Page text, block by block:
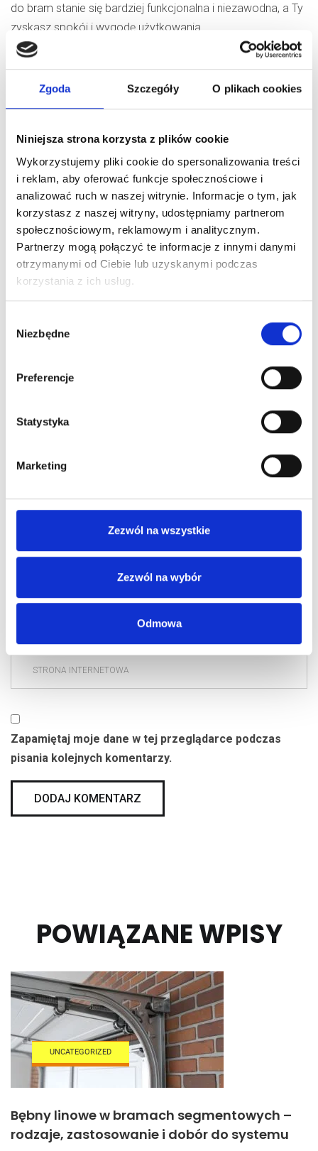
Zgoda Szczegóły O plikach cookies
Niniejsza strona korzysta z plików cookie
Wykorzystujemy pliki cookie do spersonalizowania treści
i reklam, aby oferować funkcje społecznościowe i
analizować ruch w naszej witrynie. Informacje o tym, jak
korzystasz z naszej witryny, udostępniamy partnerom
społecznościowym, reklamowym i analitycznym.
Partnerzy mogą połączyć te informacje z innymi danymi
otrzymanymi od Ciebie lub uzyskanymi podczas
korzystania z ich usług.
zgody
Niezbędne
Preferencje
Statystyka
Marketing
Zezwól na wszystkie
Zezwól na wybór
Odmowa
do bram stanie się bardziej funkcjonalna i niezawodna, a Ty
zyskasz spokój i wygodę użytkowania.
domów
jednorodzinnych –
co wpływa na ich
trwałość?
bramą garażową a
przemysłową – jaki
system wybrać do
konkretnego
zastosowania?
Zapamiętaj moje dane w tej przeglądarce podczas
pisania kolejnych komentarzy.
POWIĄZANE WPISY
UNCATEGORIZED
Bębny linowe w bramach segmentowych –
rodzaje, zastosowanie i dobór do systemu